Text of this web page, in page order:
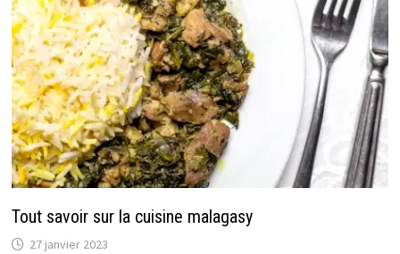
Tout savoir sur la cuisine malagasy
27 janvier 2023